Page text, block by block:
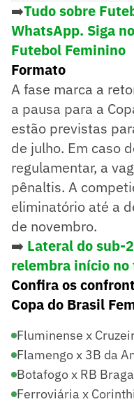
➡️Tudo sobre
WhatsApp. Siga
Futebol Feminino
Formato
A fase marca a
a pausa para a
estão previstas
de julho. Em caso
regulamentar, a
pênaltis. A
eliminatório até a
de novembro.
➡️ Lateral do sub-
relembra início no
Confira os
Copa do Brasil
Fluminense x
Flamengo x 3B da
Botafogo x RB
Ferroviária x